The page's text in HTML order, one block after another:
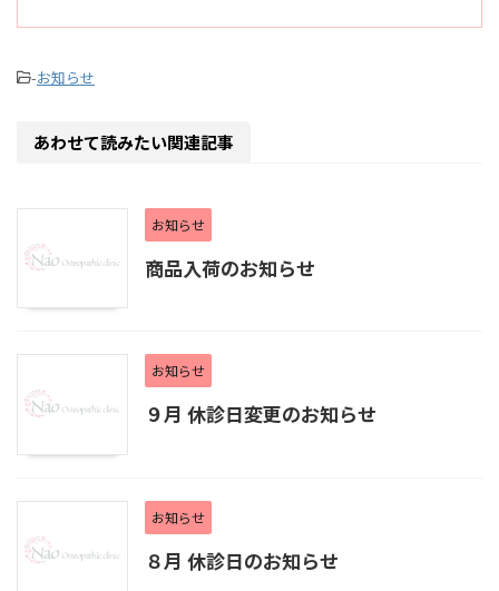
-お知らせ
あわせて読みたい関連記事
お知らせ
商品入荷のお知らせ
お知らせ
９月 休診日変更のお知らせ
お知らせ
８月 休診日のお知らせ